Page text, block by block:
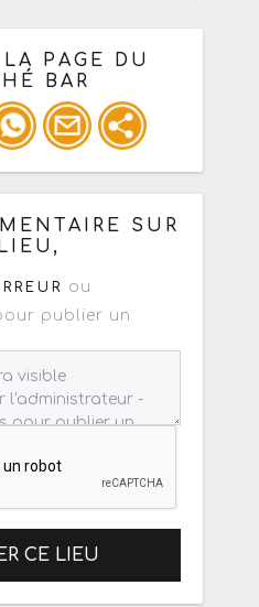
LA PAGE DU
BAR
ci-dessous pour
/ réseau social
SUR
ou
publier un
CE LIEU